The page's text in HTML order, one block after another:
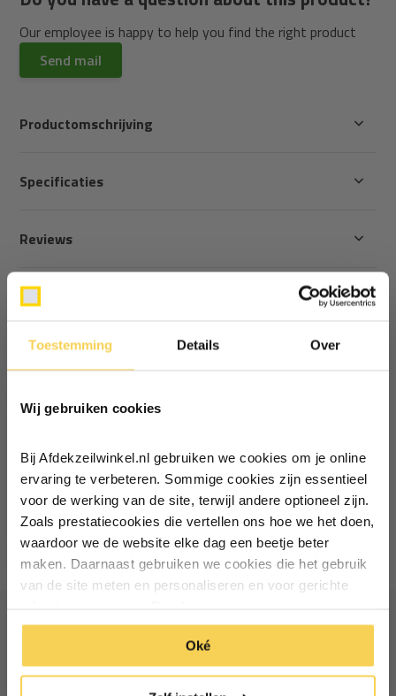
Toestemming Details Over
Wij gebruiken cookies
Bij Afdekzeilwinkel.nl gebruiken we cookies om je online
ervaring te verbeteren. Sommige cookies zijn essentieel
voor de werking van de site, terwijl andere optioneel zijn.
Zoals prestatiecookies die vertellen ons hoe we het doen,
waardoor we de website elke dag een beetje beter
maken. Daarnaast gebruiken we cookies die het gebruik
van de site meten en personaliseren en voor gerichte
manier. Klik op 'Oké' om alle cookies te accepteren. Of
klik op ‘alleen essentiele’ als je niet akkoord gaat met
cookies.
Oké
Our employee is happy to help you find the right product
Send mail
Productomschrijving
Specificaties
Reviews
Delen
Recent bekeken
Staaltje - Pvc
zeildoek 650gr
Taupe Mat
Deliverytime
0,99
Ontvang €5 korting
Ontvang €5,- korting!
Schrijf je in voor de nieuwsbrief en
Vul je e-mailadres in‍⁪⁪
Particulier Zakelijk
Inschrijven
*Geldig bij minimale besteding vanaf €75